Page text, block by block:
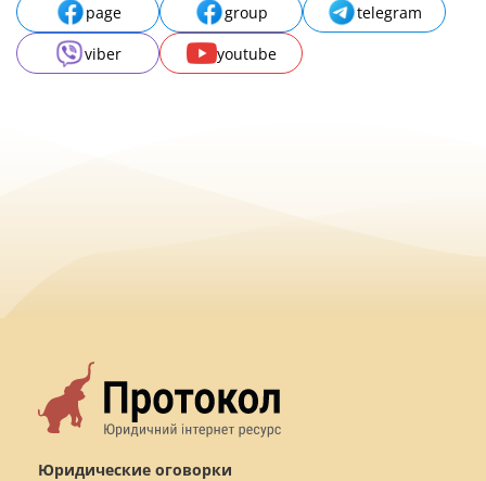
page group
telegram
viber
youtube
Юридические оговорки